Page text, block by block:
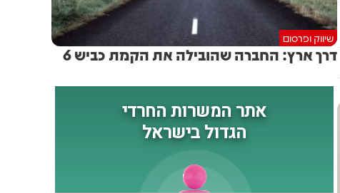
שיווק ופרסום
דרך ארץ: החברה שהובילה את הקמת כביש 6